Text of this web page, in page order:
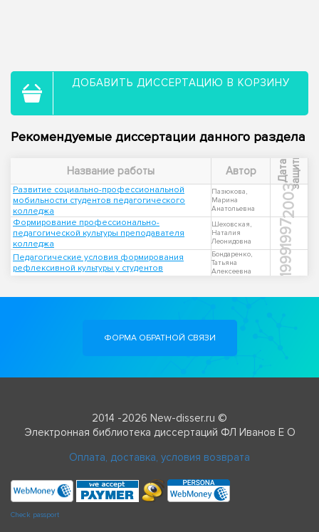
ДОБАВИТЬ ДИССЕРТАЦИЮ В КОРЗИНУ
Рекомендуемые диссертации данного раздела
Название работы Автор Д
а
т
а
з
а
щ
и
т ы
Развитие социально-профессиональной
мобильности студентов педагогического
колледжа
Пазюкова,
Марина
Анатольевна
2003
Формирование профессионально-
педагогической культуры преподавателя
колледжа
Шеховская,
Наталия
Леонидовна
1997
Педагогические условия формирования
рефлексивной культуры у студентов
Бондаренко,
Татьяна
Алексеевна
1999
ФОРМА ОБРАТНОЙ СВЯЗИ
2014 -2026 New-disser.ru ©
Электронная библиотека диссертаций ФЛ Иванов Е О
Оплата, доставка, условия возврата
Check passport